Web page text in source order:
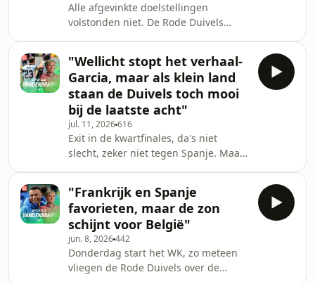
Alle afgevinkte doelstellingen
volstonden niet. De Rode Duivels
Belgische voetbalbond voor die
keuze? En wie kan de opvolger
worden? Peter Vandenbempt komt
met de antwoorden.
"Wellicht stopt het verhaal-
Garcia, maar als klein land
staan de Duivels toch mooi
bij de laatste acht"
jul. 11, 2026616
Exit in de kwartfinales, da's niet
slecht, zeker niet tegen Spanje. Maar
"Frankrijk en Spanje
favorieten, maar de zon
schijnt voor België"
jun. 8, 2026442
Donderdag start het WK, zo meteen
vliegen de Rode Duivels over de